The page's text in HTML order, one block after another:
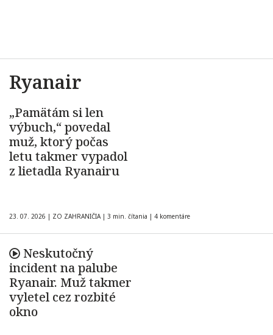
Ryanair
„Pamätám si len
výbuch,“ povedal
muž, ktorý počas
letu takmer vypadol
z lietadla Ryanairu
23. 07. 2026 | ZO ZAHRANIČIA | 3 min. čítania | 4 komentáre
Neskutočný
incident na palube
Ryanair. Muž takmer
vyletel cez rozbité
okno